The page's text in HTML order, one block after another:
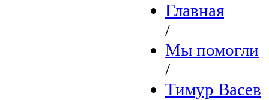
Главная
/
Мы помогли
/
Тимур Васев